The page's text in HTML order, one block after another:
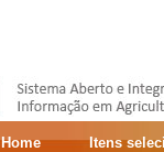
Home Itens